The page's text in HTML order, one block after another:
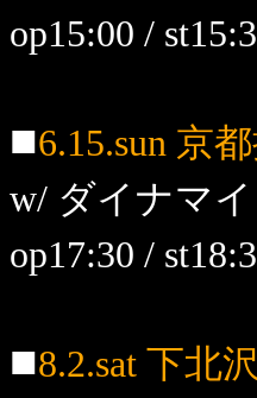
op15:00 /
■6.15.sun 京
w/ ダイナマ
op17:30 /
■8.2.sat 下北